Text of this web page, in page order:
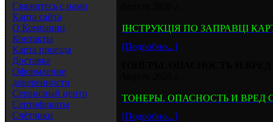
Свяжитесь с нами
Карта сайта
О Компании
Контакты
Карта проезда
Доставка
Оформление
доверенности
Сервисный центр
Сертификаты
Счётчики
ІНСТРУКЦІЯ ПО ЗАПРАВЦІ
[Подробно...]
ТОНЕРЫ. ОПАСНОСТЬ И ВРЕД
[Подробно...]